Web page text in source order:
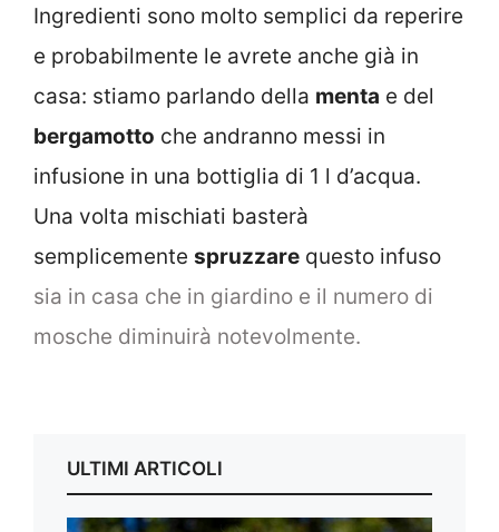
Ingredienti sono molto semplici da reperire
e probabilmente le avrete anche già in
casa: stiamo parlando della menta e del
bergamotto che andranno messi in
infusione in una bottiglia di 1 l d’acqua.
Una volta mischiati basterà
semplicemente spruzzare questo infuso
sia in casa che in giardino e il numero di
mosche diminuirà notevolmente.
ULTIMI ARTICOLI